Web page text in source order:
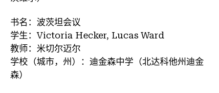
书名：波茨坦会议
学生：Victoria Hecker, Lucas Ward
教师：米切尔迈尔
学校（城市，州）：迪金森中学（北达科他州迪金
森）